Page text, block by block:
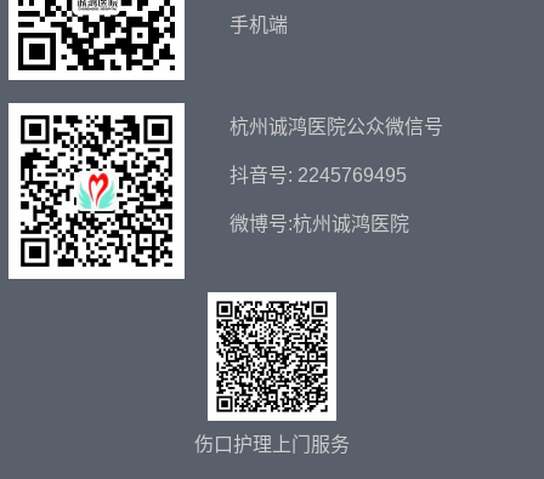
手机端
杭州诚鸿医院公众微信号
抖音号: 2245769495
微博号:杭州诚鸿医院
伤口护理上门服务